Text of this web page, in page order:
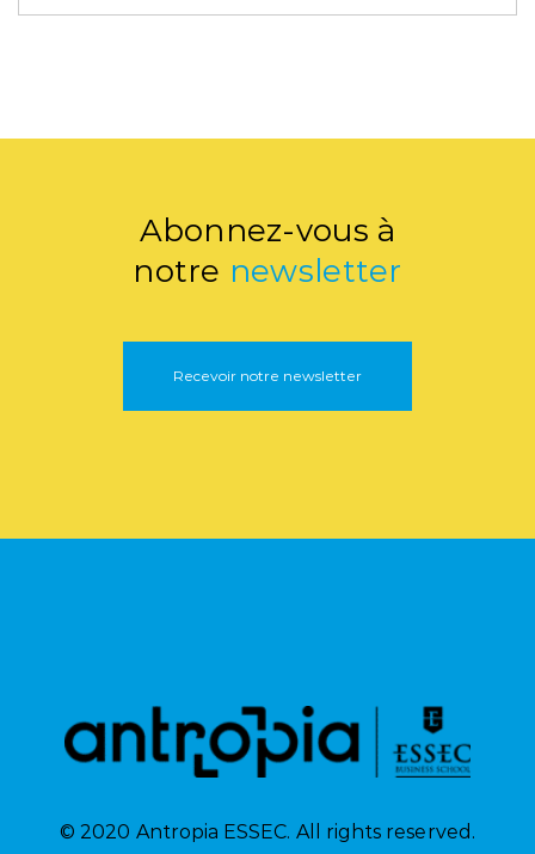
Abonnez-vous à
notre newsletter
Recevoir notre newsletter
© 2020 Antropia ESSEC. All rights reserved.